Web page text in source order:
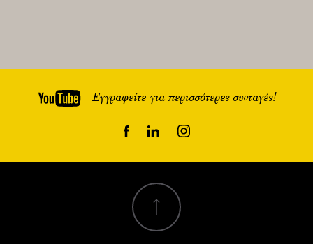
Εγγραφείτε για περισσότερες συνταγές!